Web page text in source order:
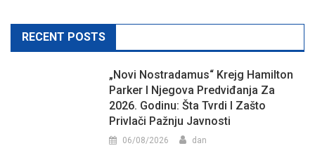
RECENT POSTS
„Novi Nostradamus“ Krejg Hamilton
Parker I Njegova Predviđanja Za
2026. Godinu: Šta Tvrdi I Zašto
Privlači Pažnju Javnosti
06/08/2026 dan